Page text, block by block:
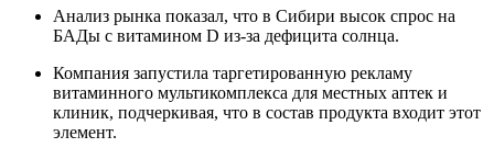
Анализ рынка показал, что в Сибири высок спрос на
БАДы с витамином D из-за дефицита солнца.
Компания запустила таргетированную рекламу
витаминного мультикомплекса для местных аптек и
клиник, подчеркивая, что в состав продукта входит этот
элемент.